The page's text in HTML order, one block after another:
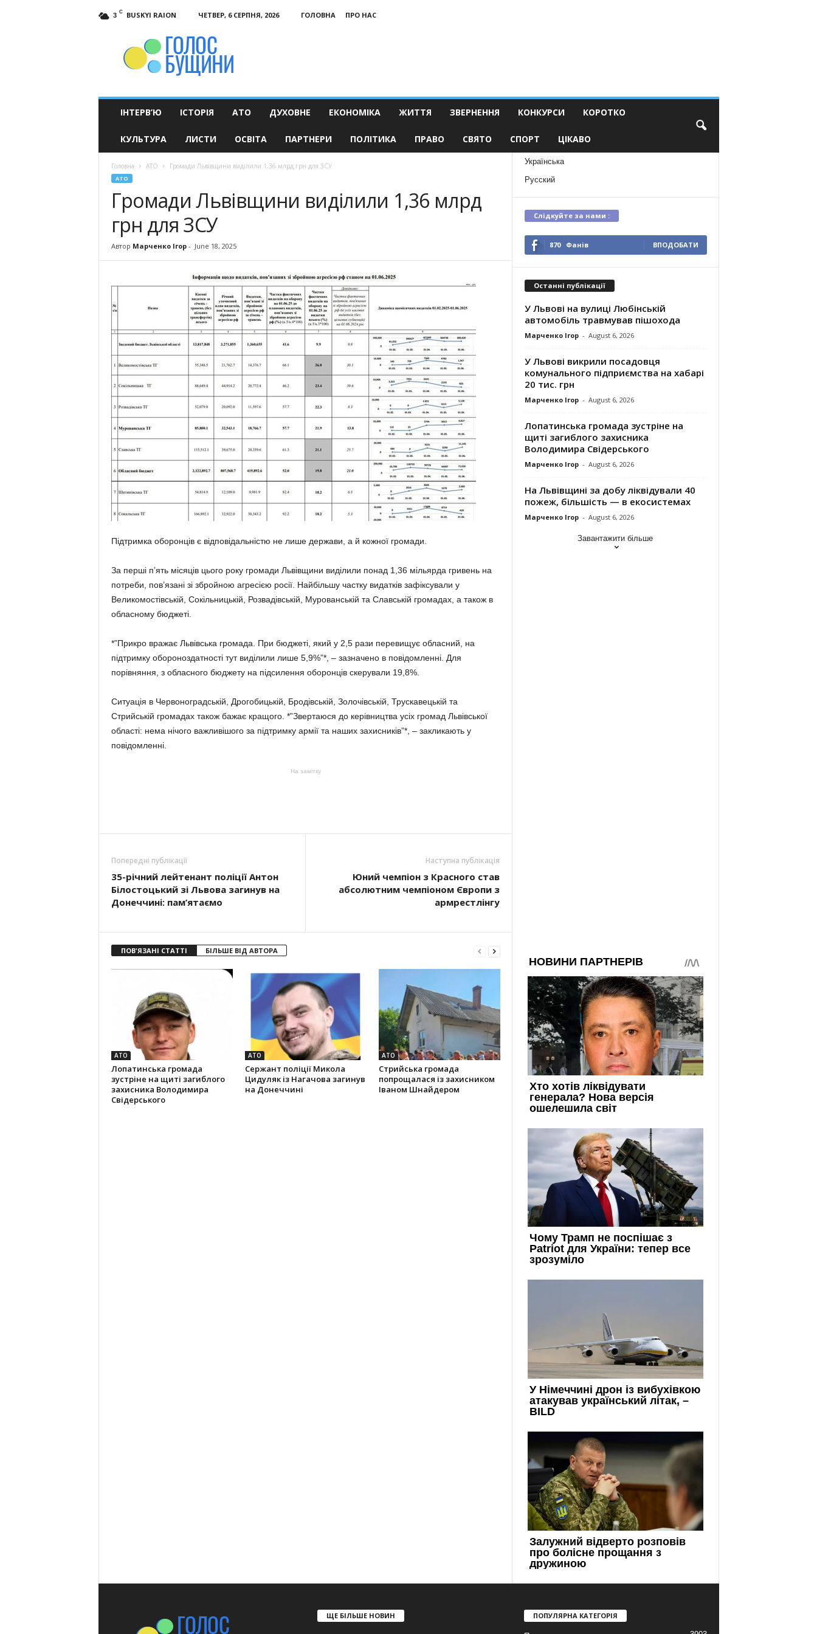
3 C BUSKYI RAION ЧЕТВЕР, 6 СЕРПНЯ, 2026 ГОЛОВНА
ПРО НАС
ІНТЕРВ’Ю ІСТОРІЯ АТО ДУХОВНЕ ЕКОНОМІКА ЖИТТЯ ЗВЕРНЕННЯ КОНКУРСИ КОРОТКО
КУЛЬТУРА ЛИСТИ ОСВІТА ПАРТНЕРИ ПОЛІТИКА ПРАВО СВЯТО СПОРТ ЦІКАВО
Головна АТО Громади Львівщини виділили 1,36 млрд грн для ЗСУ
АТО
Громади Львівщини виділили 1,36 млрд
грн для ЗСУ
Автор Марченко Ігор- June 18, 2025
Підтримка оборонців є відповідальністю не лише держави, а й кожної громади.
За перші п’ять місяців цього року громади Львівщини виділили понад 1,36 мільярда гривень на
потреби, пов’язані зі збройною агресією росії. Найбільшу частку видатків зафіксували у
Великомостівській, Сокільницькій, Розвадівській, Мурованській та Славській громадах, а також в
обласному бюджеті.
*”Прикро вражає Львівська громада. При бюджеті, який у 2,5 рази перевищує обласний, на
підтримку обороноздатності тут виділили лише 5,9%”*, – зазначено в повідомленні. Для
порівняння, з обласного бюджету на підсилення оборонців скерували 19,8%.
Ситуація в Червоноградській, Дрогобицькій, Бродівській, Золочівській, Трускавецькій та
Стрийській громадах також бажає кращого. *”Звертаюся до керівництва усіх громад Львівської
області: нема нічого важливішого за підтримку армії та наших захисників”*, – закликають у
повідомленні.
На замітку
Попередні публікації
35-річний лейтенант поліції Антон
Білостоцький зі Львова загинув на
Донеччині: пам’ятаємо
Наступна публікація
Юний чемпіон з Красного став
абсолютним чемпіоном Європи з
армрестлінгу
ПОВ'ЯЗАНІ СТАТТІ БІЛЬШЕ ВІД АВТОРА
АТО
Лопатинська громада
зустріне на щиті загиблого
захисника Володимира
Свідерського
АТО
Сержант поліції Микола
Цидуляк із Нагачова загинув
на Донеччині
АТО
Стрийська громада
попрощалася із захисником
Іваном Шнайдером
Українська
Русский
Слідкуйте за нами :
870 Фанів ВПОДОБАТИ
Останні публікації
У Львові на вулиці Любінській
автомобіль травмував пішохода
Марченко Ігор - August 6, 2026
У Львові викрили посадовця
комунального підприємства на хабарі
20 тис. грн
Марченко Ігор - August 6, 2026
Лопатинська громада зустріне на
щиті загиблого захисника
Володимира Свідерського
Марченко Ігор - August 6, 2026
На Львівщині за добу ліквідували 40
пожеж, більшість — в екосистемах
Марченко Ігор - August 6, 2026
Завантажити більше
ЩЕ БІЛЬШЕ НОВИН ПОПУЛЯРНА КАТЕГОРІЯ